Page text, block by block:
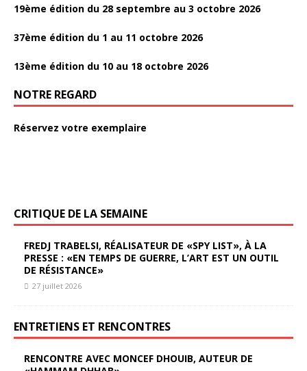
19ème édition du 28 septembre au 3 octobre 2026
37ème édition du 1 au 11 octobre 2026
13ème édition du 10 au 18 octobre 2026
NOTRE REGARD
Réservez votre exemplaire
CRITIQUE DE LA SEMAINE
FREDJ TRABELSI, RÉALISATEUR DE «SPY LIST», À LA
PRESSE : «EN TEMPS DE GUERRE, L’ART EST UN OUTIL
DE RÉSISTANCE»
27 juillet 2026
ENTRETIENS ET RENCONTRES
RENCONTRE AVEC MONCEF DHOUIB, AUTEUR DE